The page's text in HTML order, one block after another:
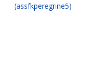
(assfkperegrine5)